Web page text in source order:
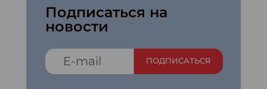
Подписаться на
новости
ПОДПИСАТЬСЯ